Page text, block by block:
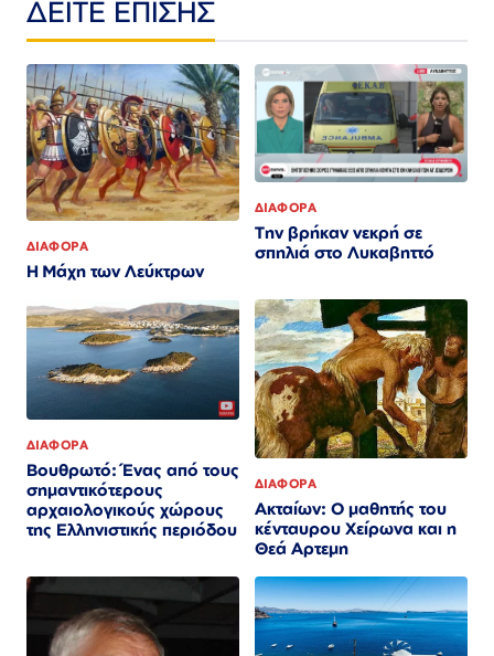
ΔΕΙΤΕ ΕΠΙΣΗΣ
ΔΙΑΦΟΡΑ
Η Μάχη των Λεύκτρων
ΔΙΑΦΟΡΑ
Την βρήκαν νεκρή σε
σπηλιά στο Λυκαβηττό
ΔΙΑΦΟΡΑ
Βουθρωτό: Ένας από τους
σημαντικότερους
αρχαιολογικούς χώρους
της Ελληνιστικής περιόδου
ΔΙΑΦΟΡΑ
Ακταίων: Ο μαθητής του
κένταυρου Χείρωνα και η
Θεά Αρτεμη